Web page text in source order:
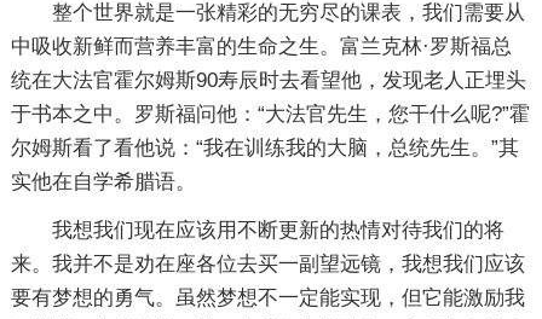
整个世界就是一张精彩的无穷尽的课表，我们需要从
中吸收新鲜而营养丰富的生命之生。富兰克林·罗斯福总
统在大法官霍尔姆斯90寿辰时去看望他，发现老人正埋头
于书本之中。罗斯福问他：“大法官先生，您干什么呢?”霍
尔姆斯看了看他说：“我在训练我的大脑，总统先生。”其
实他在自学希腊语。
我想我们现在应该用不断更新的热情对待我们的将
来。我并不是劝在座各位去买一副望远镜，我想我们应该
要有梦想的勇气。虽然梦想不一定能实现，但它能激励我